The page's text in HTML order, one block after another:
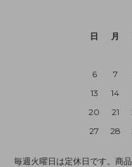
日
月
6
7
13
14
20
21
27
28
毎週火曜日は定休日です。商